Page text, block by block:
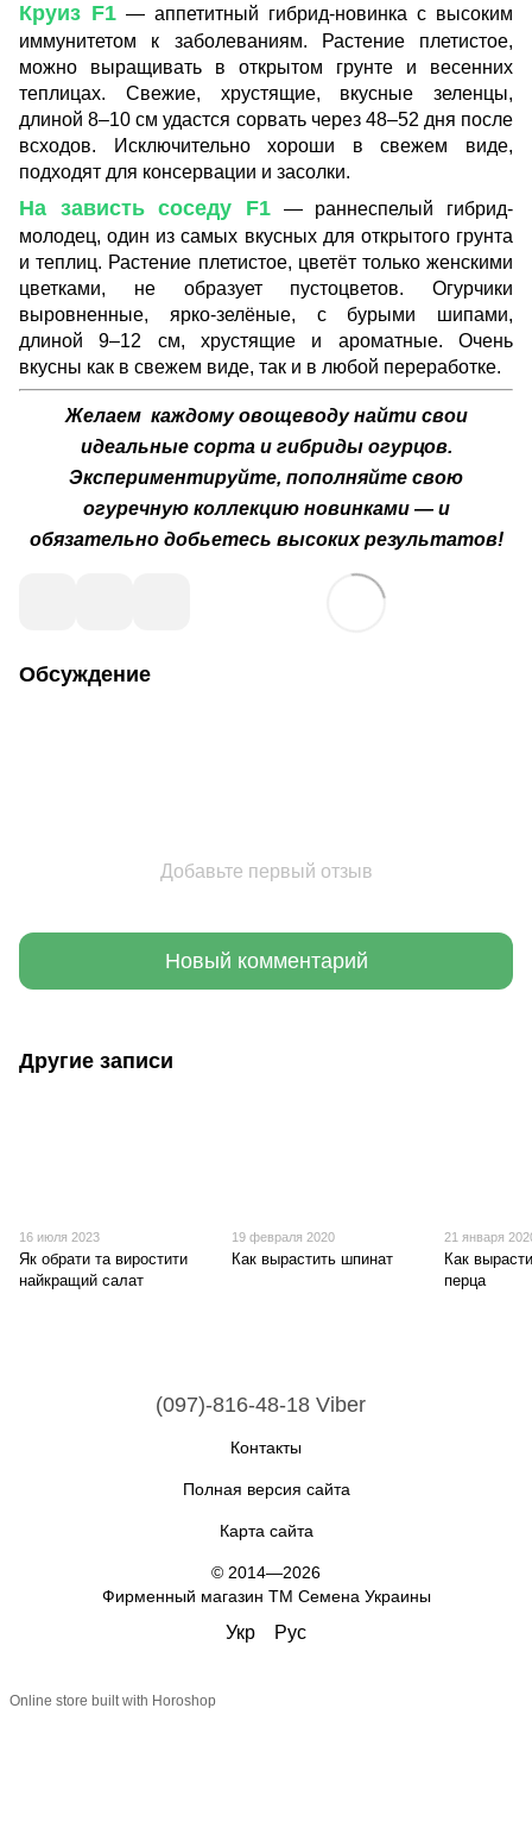
Круиз F1 — аппетитный гибрид-новинка с высоким
иммунитетом к заболеваниям. Растение плетистое,
можно выращивать в открытом грунте и весенних
теплицах. Свежие, хрустящие, вкусные зеленцы,
длиной 8–10 см удастся сорвать через 48–52 дня после
всходов. Исключительно хороши в свежем виде,
подходят для консервации и засолки.
На зависть соседу F1 — раннеспелый гибрид-
молодец, один из самых вкусных для открытого грунта
и теплиц. Растение плетистое, цветёт только женскими
цветками, не образует пустоцветов. Огурчики
выровненные, ярко-зелёные, с бурыми шипами,
длиной 9–12 см, хрустящие и ароматные. Очень
вкусны как в свежем виде, так и в любой переработке.
Желаем каждому овощеводу найти свои
идеальные сорта и гибриды огурцов.
Экспериментируйте, пополняйте свою
огуречную коллекцию новинками — и
обязательно добьетесь высоких результатов!
Обсуждение
Добавьте первый отзыв
Новый комментарий
Другие записи
16 июля 2023
Як обрати та виростити
найкращий салат
19 февраля 2020
Как вырастить шпинат
21 января
Как
перца
(097)-816-48-18 Viber
Контакты
Полная версия сайта
Карта сайта
© 2014—2026
Фирменный магазин ТМ Семена Украины
Укр Рус
Online store built with Horoshop